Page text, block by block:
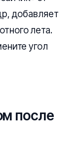
добавляет
лета.
угол
после